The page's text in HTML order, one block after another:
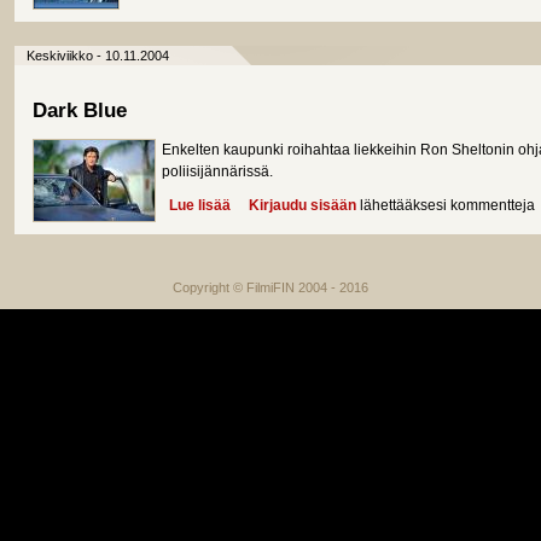
Keskiviikko - 10.11.2004
Dark Blue
Enkelten kaupunki roihahtaa liekkeihin Ron Sheltonin
poliisijännärissä.
Lue lisää about Dark Blue
Kirjaudu sisään lähettääksesi kommentteja
Copyright © FilmiFIN 2004 - 2016